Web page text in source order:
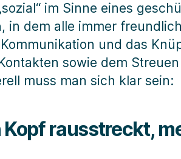
im Sinne eines
in dem alle immer
und das
sowie dem
muss man sich klar sein:
Kopf rausstreckt,